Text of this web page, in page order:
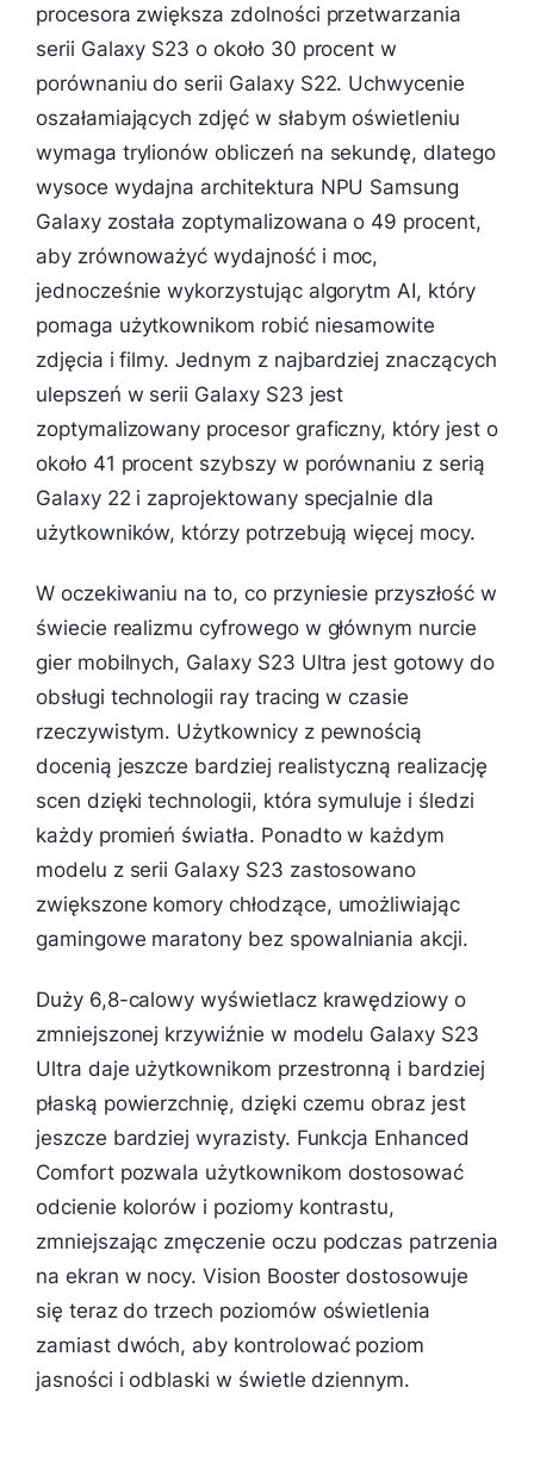
procesora zwiększa zdolności przetwarzania
serii Galaxy S23 o około 30 procent w
porównaniu do serii Galaxy S22. Uchwycenie
oszałamiających zdjęć w słabym oświetleniu
wymaga trylionów obliczeń na sekundę, dlatego
wysoce wydajna architektura NPU Samsung
Galaxy została zoptymalizowana o 49 procent,
aby zrównoważyć wydajność i moc,
jednocześnie wykorzystując algorytm AI, który
pomaga użytkownikom robić niesamowite
zdjęcia i filmy. Jednym z najbardziej znaczących
ulepszeń w serii Galaxy S23 jest
zoptymalizowany procesor graficzny, który jest o
około 41 procent szybszy w porównaniu z serią
Galaxy 22 i zaprojektowany specjalnie dla
użytkowników, którzy potrzebują więcej mocy.
W oczekiwaniu na to, co przyniesie przyszłość w
świecie realizmu cyfrowego w głównym nurcie
gier mobilnych, Galaxy S23 Ultra jest gotowy do
obsługi technologii ray tracing w czasie
rzeczywistym. Użytkownicy z pewnością
docenią jeszcze bardziej realistyczną realizację
scen dzięki technologii, która symuluje i śledzi
każdy promień światła. Ponadto w każdym
modelu z serii Galaxy S23 zastosowano
zwiększone komory chłodzące, umożliwiając
gamingowe maratony bez spowalniania akcji.
Duży 6,8-calowy wyświetlacz krawędziowy o
zmniejszonej krzywiźnie w modelu Galaxy S23
Ultra daje użytkownikom przestronną i bardziej
płaską powierzchnię, dzięki czemu obraz jest
jeszcze bardziej wyrazisty. Funkcja Enhanced
Comfort pozwala użytkownikom dostosować
odcienie kolorów i poziomy kontrastu,
zmniejszając zmęczenie oczu podczas patrzenia
na ekran w nocy. Vision Booster dostosowuje
się teraz do trzech poziomów oświetlenia
zamiast dwóch, aby kontrolować poziom
jasności i odblaski w świetle dziennym.